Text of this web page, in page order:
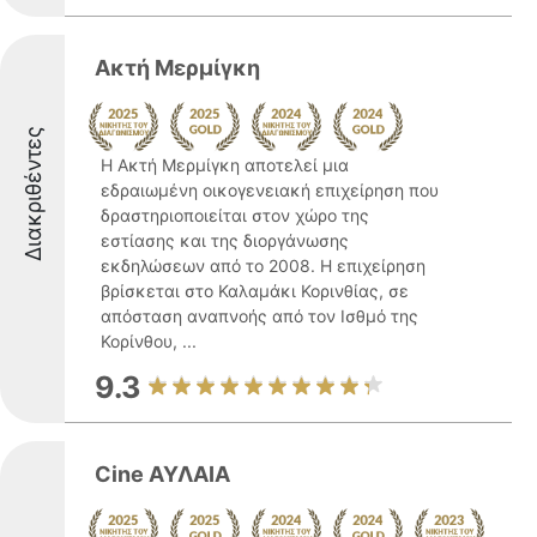
Διακριθέντες
Ακτή Μερμίγκη
Η Ακτή Μερμίγκη αποτελεί μια
εδραιωμένη οικογενειακή επιχείρηση που
δραστηριοποιείται στον χώρο της
εστίασης και της διοργάνωσης
εκδηλώσεων από το 2008. Η επιχείρηση
βρίσκεται στο Καλαμάκι Κορινθίας, σε
απόσταση αναπνοής από τον Ισθμό της
Κορίνθου, ...
9.3
Cine ΑΥΛΑΙΑ